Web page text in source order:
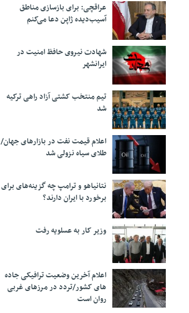
عراقچی: برای بازسازی مناطق
آسیب‌دیده ژاپن دعا می‌کنم
شهادت نیروی حافظ امنیت در
ایرانشهر
تیم منتخب کشتی آزاد راهی ترکیه
شد
اعلام قیمت نفت در بازارهای جهان/
طلای سیاه نزولی شد
نتانیاهو و ترامپ چه گزینه‌های برای
برخورد با ایران دارند؟
وزیر کار به عسلویه رفت
اعلام آخرین وضعیت ترافیکی جاده
های کشور/تردد در مرزهای غربی
روان است